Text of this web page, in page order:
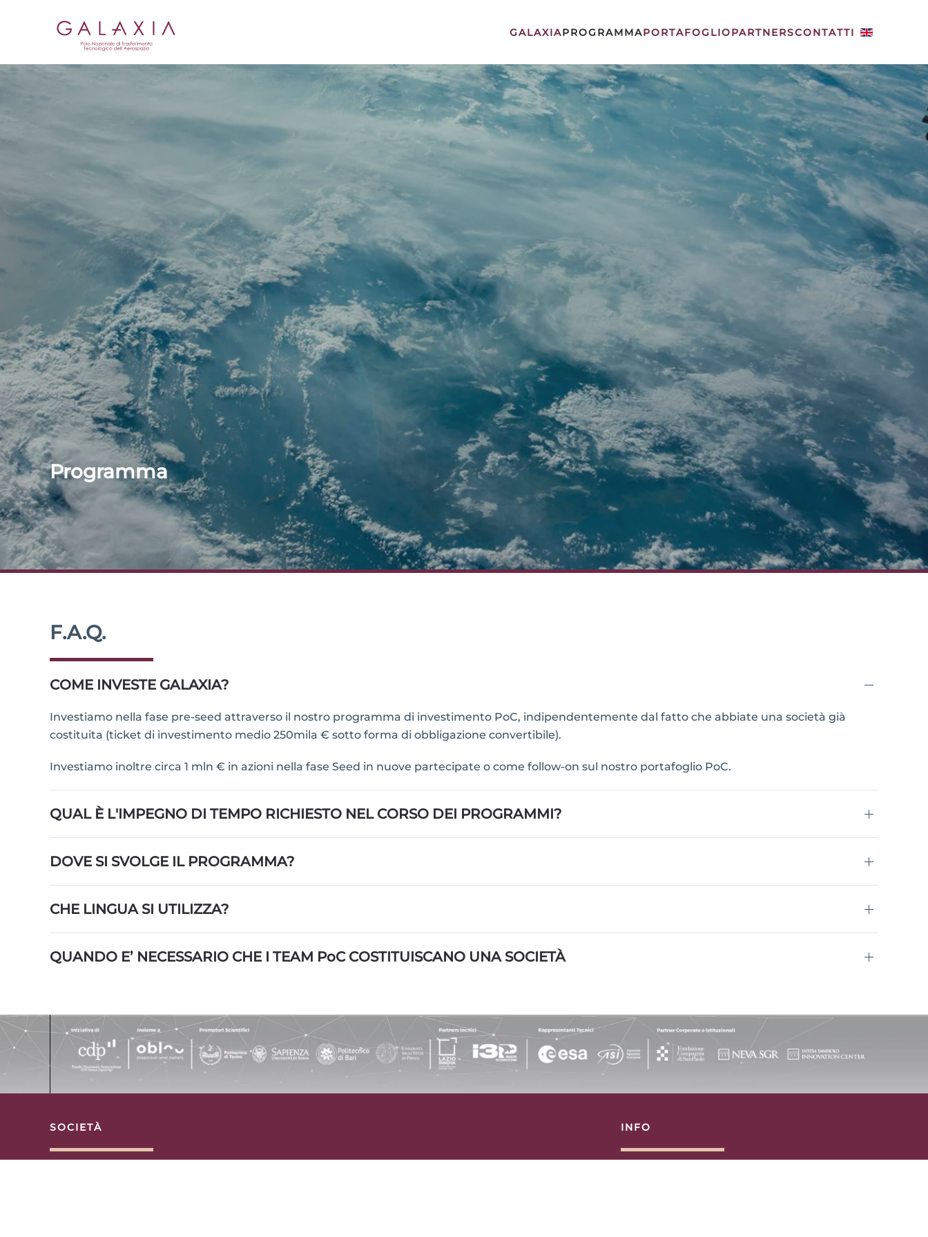
GALAXIAPROGRAMMAPORTAFOGLIOPARTNERSCONTATTI
Programma
F.A.Q.
COME INVESTE GALAXIA?
Investiamo nella fase pre-seed attraverso il nostro programma di investimento PoC, indipendentemente dal fatto che abbiate una società già
costituita (ticket di investimento medio 250mila € sotto forma di obbligazione convertibile).
Investiamo inoltre circa 1 mln € in azioni nella fase Seed in nuove partecipate o come follow-on sul nostro portafoglio PoC.
QUAL È L'IMPEGNO DI TEMPO RICHIESTO NEL CORSO DEI PROGRAMMI?
DOVE SI SVOLGE IL PROGRAMMA?
CHE LINGUA SI UTILIZZA?
QUANDO E’ NECESSARIO CHE I TEAM PoCCOSTITUISCANO UNA SOCIETÀ
SOCIETÀ INFO